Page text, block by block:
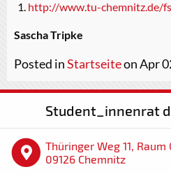
http://www.tu-chemnitz.de/
Sascha Tripke
Posted inStartseiteon Apr
Student_innenrat
Thüringer Weg 11, Raum
09126 Chemnitz